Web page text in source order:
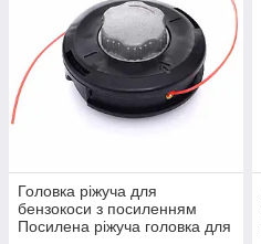
Головка ріжуча для
бензокоси з посиленням
Посилена ріжуча головка для